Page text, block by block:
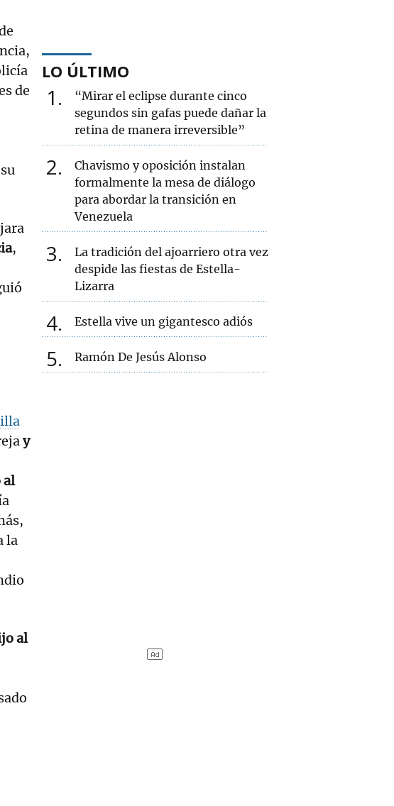
de
,
y
al
la
al
LO ÚLTIMO
1
“Mirar el eclipse durante cinco
segundos sin gafas puede dañar la
retina de manera irreversible”
2
Chavismo y oposición instalan
formalmente la mesa de diálogo
para abordar la transición en
Venezuela
3
La tradición del ajoarriero otra vez
despide las fiestas de Estella-
Lizarra
4 Estella vive un gigantesco adiós
5 Ramón De Jesús Alonso